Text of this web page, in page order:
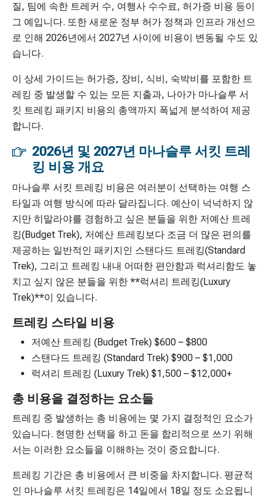
질, 팀에 속한 트레커 수, 여행사 수수료, 허가증 비용 등이
그 예입니다. 또한 새로운 정부 허가 정책과 인프라 개선으
로 인해 2026년에서 2027년 사이에 비용이 변동될 수도 있
습니다.
이 상세 가이드는 허가증, 장비, 식비, 숙박비를 포함한 트
레킹 중 발생할 수 있는 모든 지출과, 나아가 마나슬루 서
킷 트레킹 패키지 비용의 총액까지 폭넓게 분석하여 제공
합니다.
2026년 및 2027년 마나슬루 서킷 트레
킹 비용 개요
마나슬루 서킷 트레킹 비용은 여러분이 선택하는 여행 스
타일과 여행 방식에 따라 달라집니다. 예산이 넉넉하지 않
지만 히말라야를 경험하고 싶은 분들을 위한 저예산 트레
킹(Budget Trek), 저예산 트레킹보다 조금 더 많은 편의를
제공하는 일반적인 패키지인 스탠다드 트레킹(Standard
Trek), 그리고 트레킹 내내 어떠한 편안함과 럭셔리함도 놓
치고 싶지 않은 분들을 위한 **럭셔리 트레킹(Luxury
Trek)**이 있습니다.
트레킹 스타일 비용
저예산 트레킹 (Budget Trek) $600 – $800
스탠다드 트레킹 (Standard Trek) $900 – $1,000
럭셔리 트레킹 (Luxury Trek) $1,500 – $12,000+
총 비용을 결정하는 요소들
트레킹 중 발생하는 총 비용에는 몇 가지 결정적인 요소가
있습니다. 현명한 선택을 하고 돈을 합리적으로 쓰기 위해
서는 이러한 요소들을 이해하는 것이 중요합니다.
트레킹 기간은 총 비용에서 큰 비중을 차지합니다. 평균적
인 마나슬루 서킷 트레킹은 14일에서 18일 정도 소요됩니